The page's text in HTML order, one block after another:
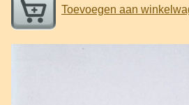
Toevoegen aan